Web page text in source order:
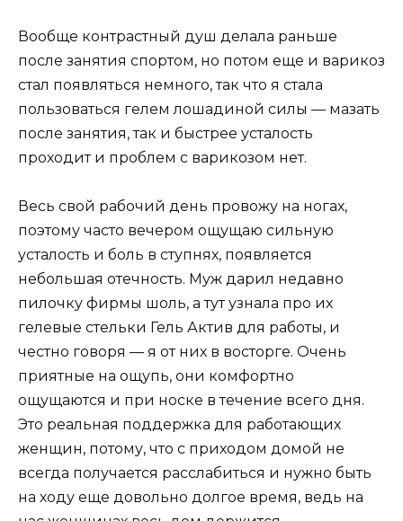
Вообще контрастный душ делала раньше
после занятия спортом, но потом еще и варикоз
стал появляться немного, так что я стала
пользоваться гелем лошадиной силы — мазать
после занятия, так и быстрее усталость
проходит и проблем с варикозом нет.
Весь свой рабочий день провожу на ногах,
поэтому часто вечером ощущаю сильную
усталость и боль в ступнях, появляется
небольшая отечность. Муж дарил недавно
пилочку фирмы шоль, а тут узнала про их
гелевые стельки Гель Актив для работы, и
честно говоря — я от них в восторге. Очень
приятные на ощупь, они комфортно
ощущаются и при носке в течение всего дня.
Это реальная поддержка для работающих
женщин, потому, что с приходом домой не
всегда получается расслабиться и нужно быть
на ходу еще довольно долгое время, ведь на